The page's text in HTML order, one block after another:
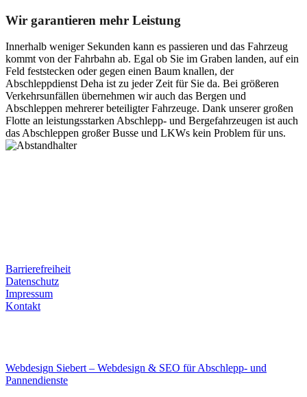
Wir garantieren mehr Leistung
Innerhalb weniger Sekunden kann es passieren und das Fahrzeug
kommt von der Fahrbahn ab. Egal ob Sie im Graben landen, auf ein
Feld feststecken oder gegen einen Baum knallen, der
Abschleppdienst Deha ist zu jeder Zeit für Sie da. Bei größeren
Verkehrsunfällen übernehmen wir auch das Bergen und
Abschleppen mehrerer beteiligter Fahrzeuge. Dank unserer großen
Flotte an leistungsstarken Abschlepp- und Bergefahrzeugen ist auch
das Abschleppen großer Busse und LKWs kein Problem für uns.
Barrierefreiheit
Datenschutz
Impressum
Kontakt
Webdesign Siebert – Webdesign & SEO für Abschlepp- und
Pannendienste